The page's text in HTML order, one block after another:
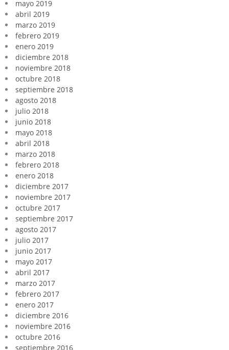
mayo 2019
abril 2019
marzo 2019
febrero 2019
enero 2019
diciembre 2018
noviembre 2018
octubre 2018
septiembre 2018
agosto 2018
julio 2018
junio 2018
mayo 2018
abril 2018
marzo 2018
febrero 2018
enero 2018
diciembre 2017
noviembre 2017
octubre 2017
septiembre 2017
agosto 2017
julio 2017
junio 2017
mayo 2017
abril 2017
marzo 2017
febrero 2017
enero 2017
diciembre 2016
noviembre 2016
octubre 2016
septiembre 2016